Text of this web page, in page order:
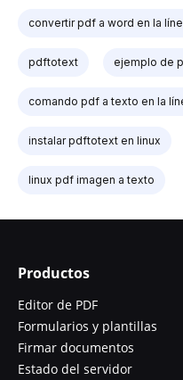
convertir pdf a word en la
pdftotext ejemplo de
comando pdf a texto en la
instalar pdftotext en linux
linux pdf imagen a texto
Productos
Editor de PDF
Formularios y plantillas
Firmar documentos
Estado del servidor